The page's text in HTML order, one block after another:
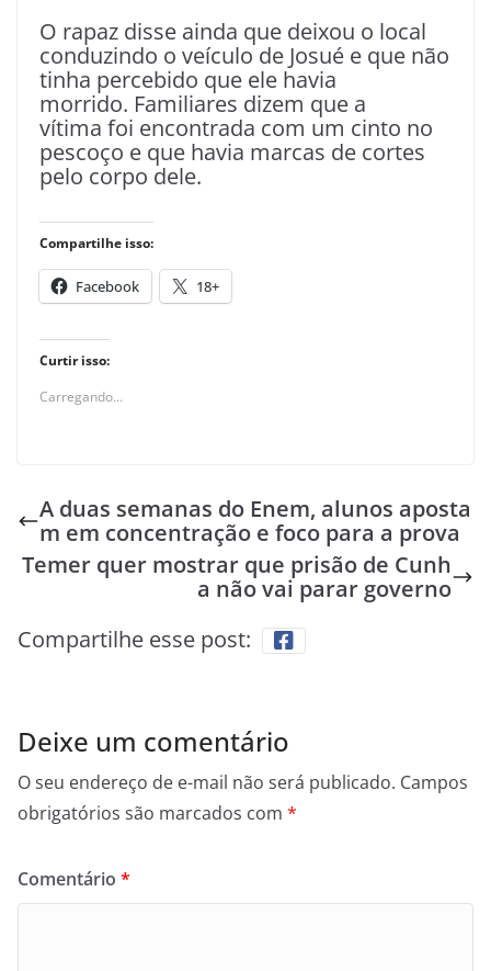
O rapaz disse ainda que deixou o local
conduzindo o veículo de Josué e que não
tinha percebido que ele havia
morrido. Familiares dizem que a
vítima foi encontrada com um cinto no
pescoço e que havia marcas de cortes
pelo corpo dele.
Compartilhe isso:
Facebook 18+
Curtir isso:
Carregando...
A duas semanas do Enem, alunos aposta
m em concentração e foco para a prova
Temer quer mostrar que prisão de Cunh
a não vai parar governo
Compartilhe esse post:
Deixe um comentário
O seu endereço de e-mail não será publicado. Campos
obrigatórios são marcados com *
Comentário *